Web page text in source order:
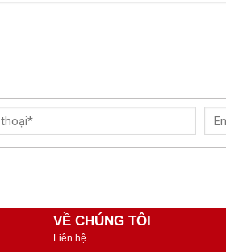
VỀ CHÚNG TÔI
Liên hệ